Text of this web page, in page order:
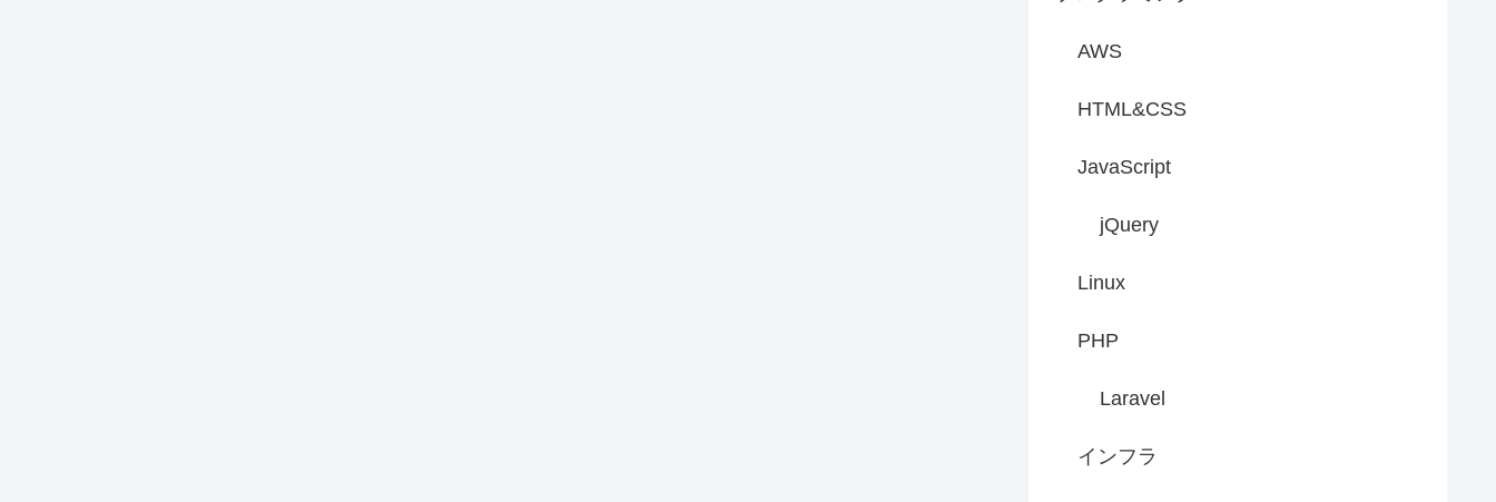
AWS
HTML&CSS
JavaScript
jQuery
Linux
PHP
Laravel
インフラ